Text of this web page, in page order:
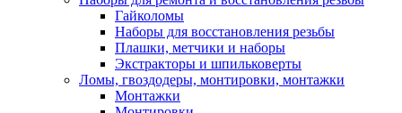
Гайколомы
Наборы для восстановления резьбы
Плашки, метчики и наборы
Экстракторы и шпильковерты
Ломы, гвоздодеры, монтировки, монтажки
Монтажки